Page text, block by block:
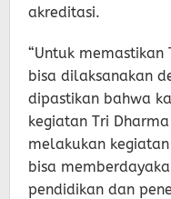
akreditasi.
“Untuk memastikan
bisa dilaksanakan
dipastikan bahwa
kegiatan Tri
melakukan
bisa
pendidikan dan